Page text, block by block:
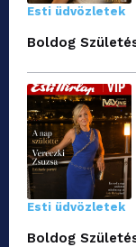
Esti üdvözletek
Boldog
Esti üdvözletek
Boldog